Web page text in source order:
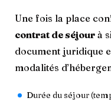
Une fois la place
contrat de séjour à
document juridique
modalités
Durée du séjour